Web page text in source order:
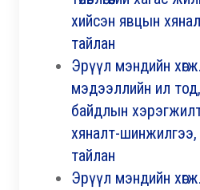
хийсэн явцын
тайлан
Эрүүл мэндийн
мэдээллийн ил
байдлын
хяналт-шинжилгээ,
тайлан
Эрүүл мэндийн